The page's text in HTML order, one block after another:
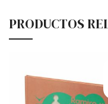
PRODUCTOS